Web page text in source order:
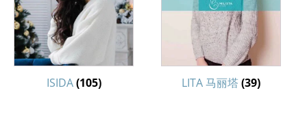
ISIDA(105) LITA 马丽塔(39)